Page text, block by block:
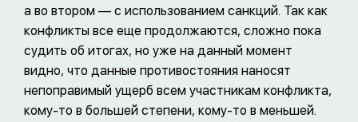
а во втором — с использованием санкций. Так как
конфликты все еще продолжаются, сложно пока
судить об итогах, но уже на данный момент
видно, что данные противостояния наносят
непоправимый ущерб всем участникам конфликта,
кому-то в большей степени, кому-то в меньшей.